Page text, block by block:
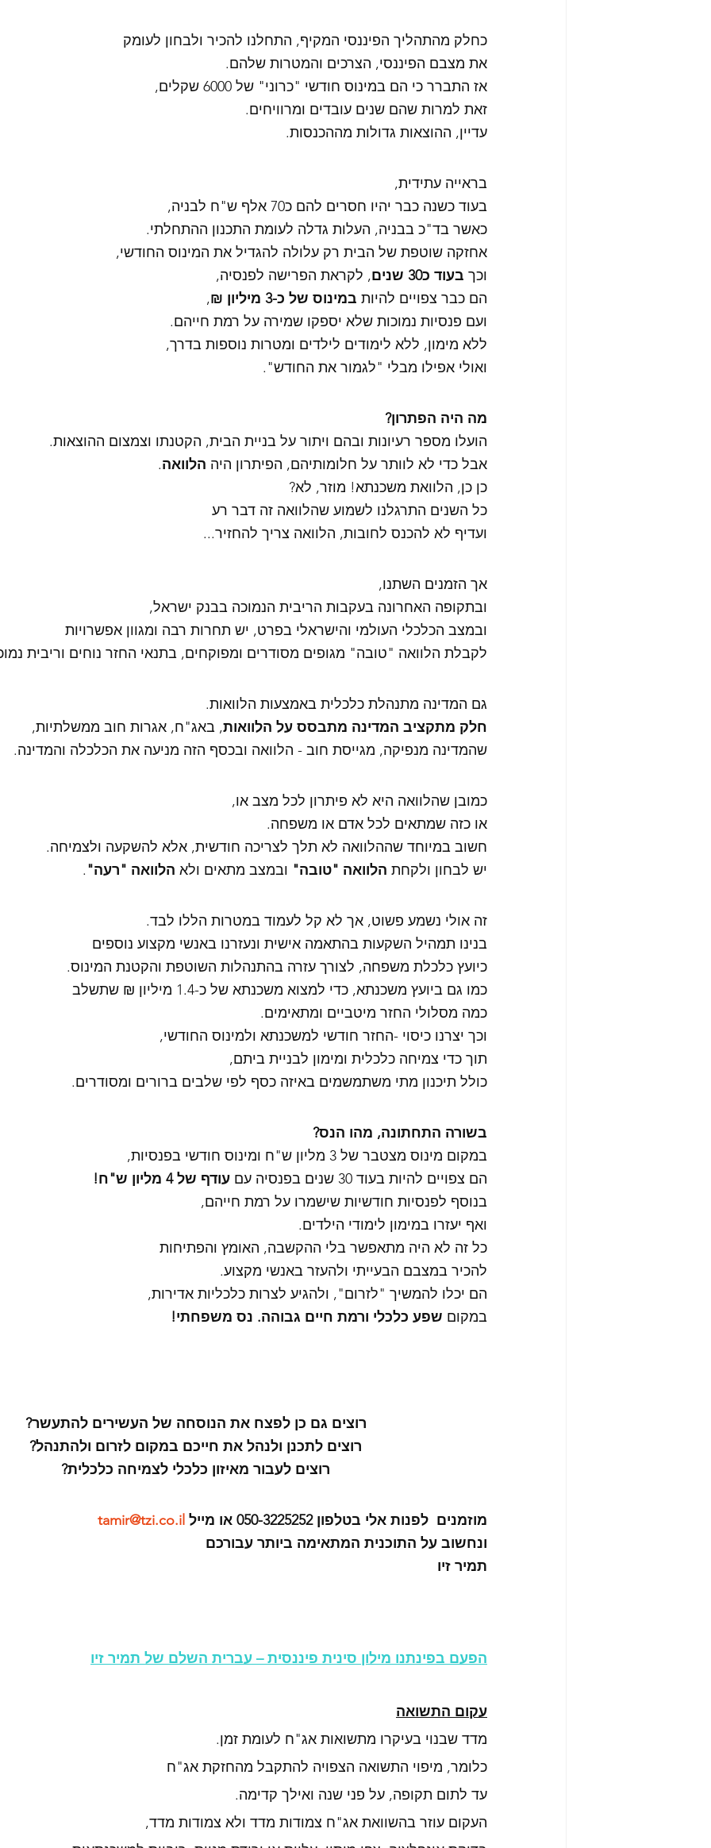
כחלק מהתהליך הפיננסי המקיף, התחלנו להכיר ולבחון לעומק
את מצבם הפיננסי, הצרכים והמטרות שלהם.
אז התברר כי הם במינוס חודשי "כרוני" של 6000 שקלים,
זאת למרות שהם שנים עובדים ומרוויחים.
עדיין, ההוצאות גדולות מההכנסות.
בראייה עתידית,
בעוד כשנה כבר יהיו חסרים להם כ70 אלף ש"ח לבניה,
כאשר בד"כ בבניה, העלות גדלה לעומת התכנון ההתחלתי.
אחזקה שוטפת של הבית רק עלולה להגדיל את המינוס החודשי,
וכך בעוד כ30 שנים
, לקראת הפרישה לפנסיה,
הם כבר צפויים להיות במינוס של כ-3 מיליון ₪
,
ועם פנסיות נמוכות שלא יספקו שמירה על רמת חייהם.
ללא מימון, ללא לימודים לילדים ומטרות נוספות בדרך,
ואולי אפילו מבלי "לגמור את החודש".
מה היה הפתרון?
הועלו מספר רעיונות ובהם ויתור על בניית הבית, הקטנתו וצמצום ההוצאות.
אבל כדי לא לוותר על חלומותיהם, הפיתרון היה הלוואה.
כן כן, הלוואת משכנתא! מוזר, לא?
כל השנים התרגלנו לשמוע שהלוואה זה דבר רע
ועדיף לא להכנס לחובות, הלוואה צריך להחזיר...
אך הזמנים השתנו,
ובתקופה האחרונה בעקבות הריבית הנמוכה בבנק ישראל,
ובמצב הכלכלי העולמי והישראלי בפרט, יש תחרות רבה ומגוון אפשרויות
לקבלת הלוואה "טובה" מגופים מסודרים ומפוקחים, בתנאי החזר נוחים וריבית
גם המדינה מתנהלת כלכלית באמצעות הלוואות.
חלק מתקציב המדינה מתבסס על הלוואות, באג"ח, אגרות חוב ממשלתיות,
שהמדינה מנפיקה, מגייסת חוב - הלוואה ובכסף הזה מניעה את הכלכלה והמדינה.
כמובן שהלוואה היא לא פיתרון לכל מצב או,
או כזה שמתאים לכל אדם או משפחה.
חשוב במיוחד שההלוואה לא תלך לצריכה חודשית, אלא להשקעה ולצמיחה.
יש לבחון ולקחת הלוואה "טובה" ובמצב מתאים ולא הלוואה "רעה".
זה אולי נשמע פשוט, אך לא קל לעמוד במטרות הללו לבד.
בנינו תמהיל השקעות בהתאמה אישית ונעזרנו באנשי מקצוע נוספים
כיועץ כלכלת משפחה, לצורך עזרה בהתנהלות השוטפת והקטנת המינוס.
כמו גם ביועץ משכנתא, כדי למצוא משכנתא של כ-1.4 מיליון ₪ שתשלב
כמה מסלולי החזר מיטביים ומתאימים.
וכך יצרנו כיסוי -החזר חודשי למשכנתא ולמינוס החודשי,
תוך כדי צמיחה כלכלית ומימון לבניית ביתם,
כולל תיכנון מתי משתמשמים באיזה כסף לפי שלבים ברורים ומסודרים.
בשורה התחתונה, מהו הנס?
במקום מינוס מצטבר של 3 מליון ש"ח ומינוס חודשי בפנסיות,
הם צפויים להיות בעוד 30 שנים בפנסיה עם
עודף של 4 מליון ש"ח!
בנוסף לפנסיות חודשיות שישמרו על רמת חייהם,
ואף יעזרו במימון לימודי הילדים.
כל זה לא היה מתאפשר בלי ההקשבה, האומץ והפתיחות
להכיר במצבם הבעייתי ולהעזר באנשי מקצוע.
הם יכלו להמשיך "לזרום", ולהגיע לצרות כלכליות אדירות,
במקום שפע כלכלי ורמת חיים גבוהה. נס משפחתי!
רוצים גם כן לפצח את הנוסחה של העשירים להתעשר?
רוצים לתכנן ולנהל את חייכם במקום לזרום ולהתנהל?
רוצים לעבור מאיזון כלכלי לצמיחה כלכלית?
מוזמנים  לפנות אלי בטלפון 050-3225252 או מייל
tamir@tzi.co.il
ונחשוב על התוכנית המתאימה ביותר עבורכם
תמיר זיו
הפעם בפינתנו מילון סינית פיננסית – עברית השלם של תמיר זיו
עקום התשואה
מדד שבנוי בעיקרו מתשואות אג"ח לעומת זמן.
כלומר, מיפוי התשואה הצפויה להתקבל מהחזקת אג"ח
עד לתום תקופה, על פני שנה ואילך קדימה.
העקום עוזר בהשוואת אג"ח צמודות מדד ולא צמודות מדד,